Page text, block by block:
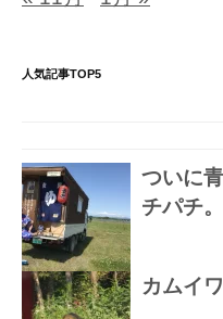
人気記事TOP5
ついに
チパチ。
カムイ